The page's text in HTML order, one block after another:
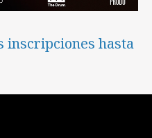
inscripciones hasta